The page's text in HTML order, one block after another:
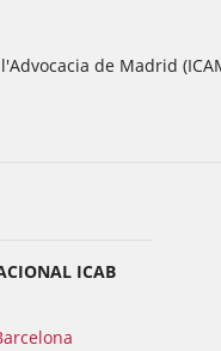
de Madrid
ICAB